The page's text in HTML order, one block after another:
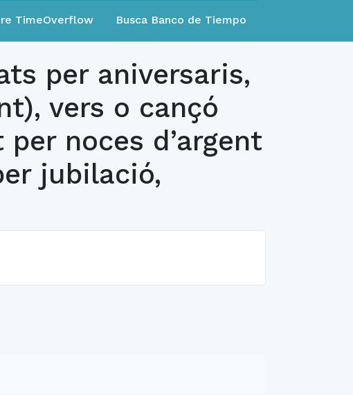
TimeOverflow Busca Banco de Tiempo
per aniversaris,
vers o cançó
noces d’argent
jubilació,